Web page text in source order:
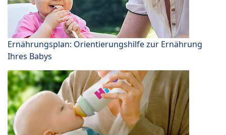
Ernährungsplan: Orientierungshilfe zur Ernährung
Ihres Babys